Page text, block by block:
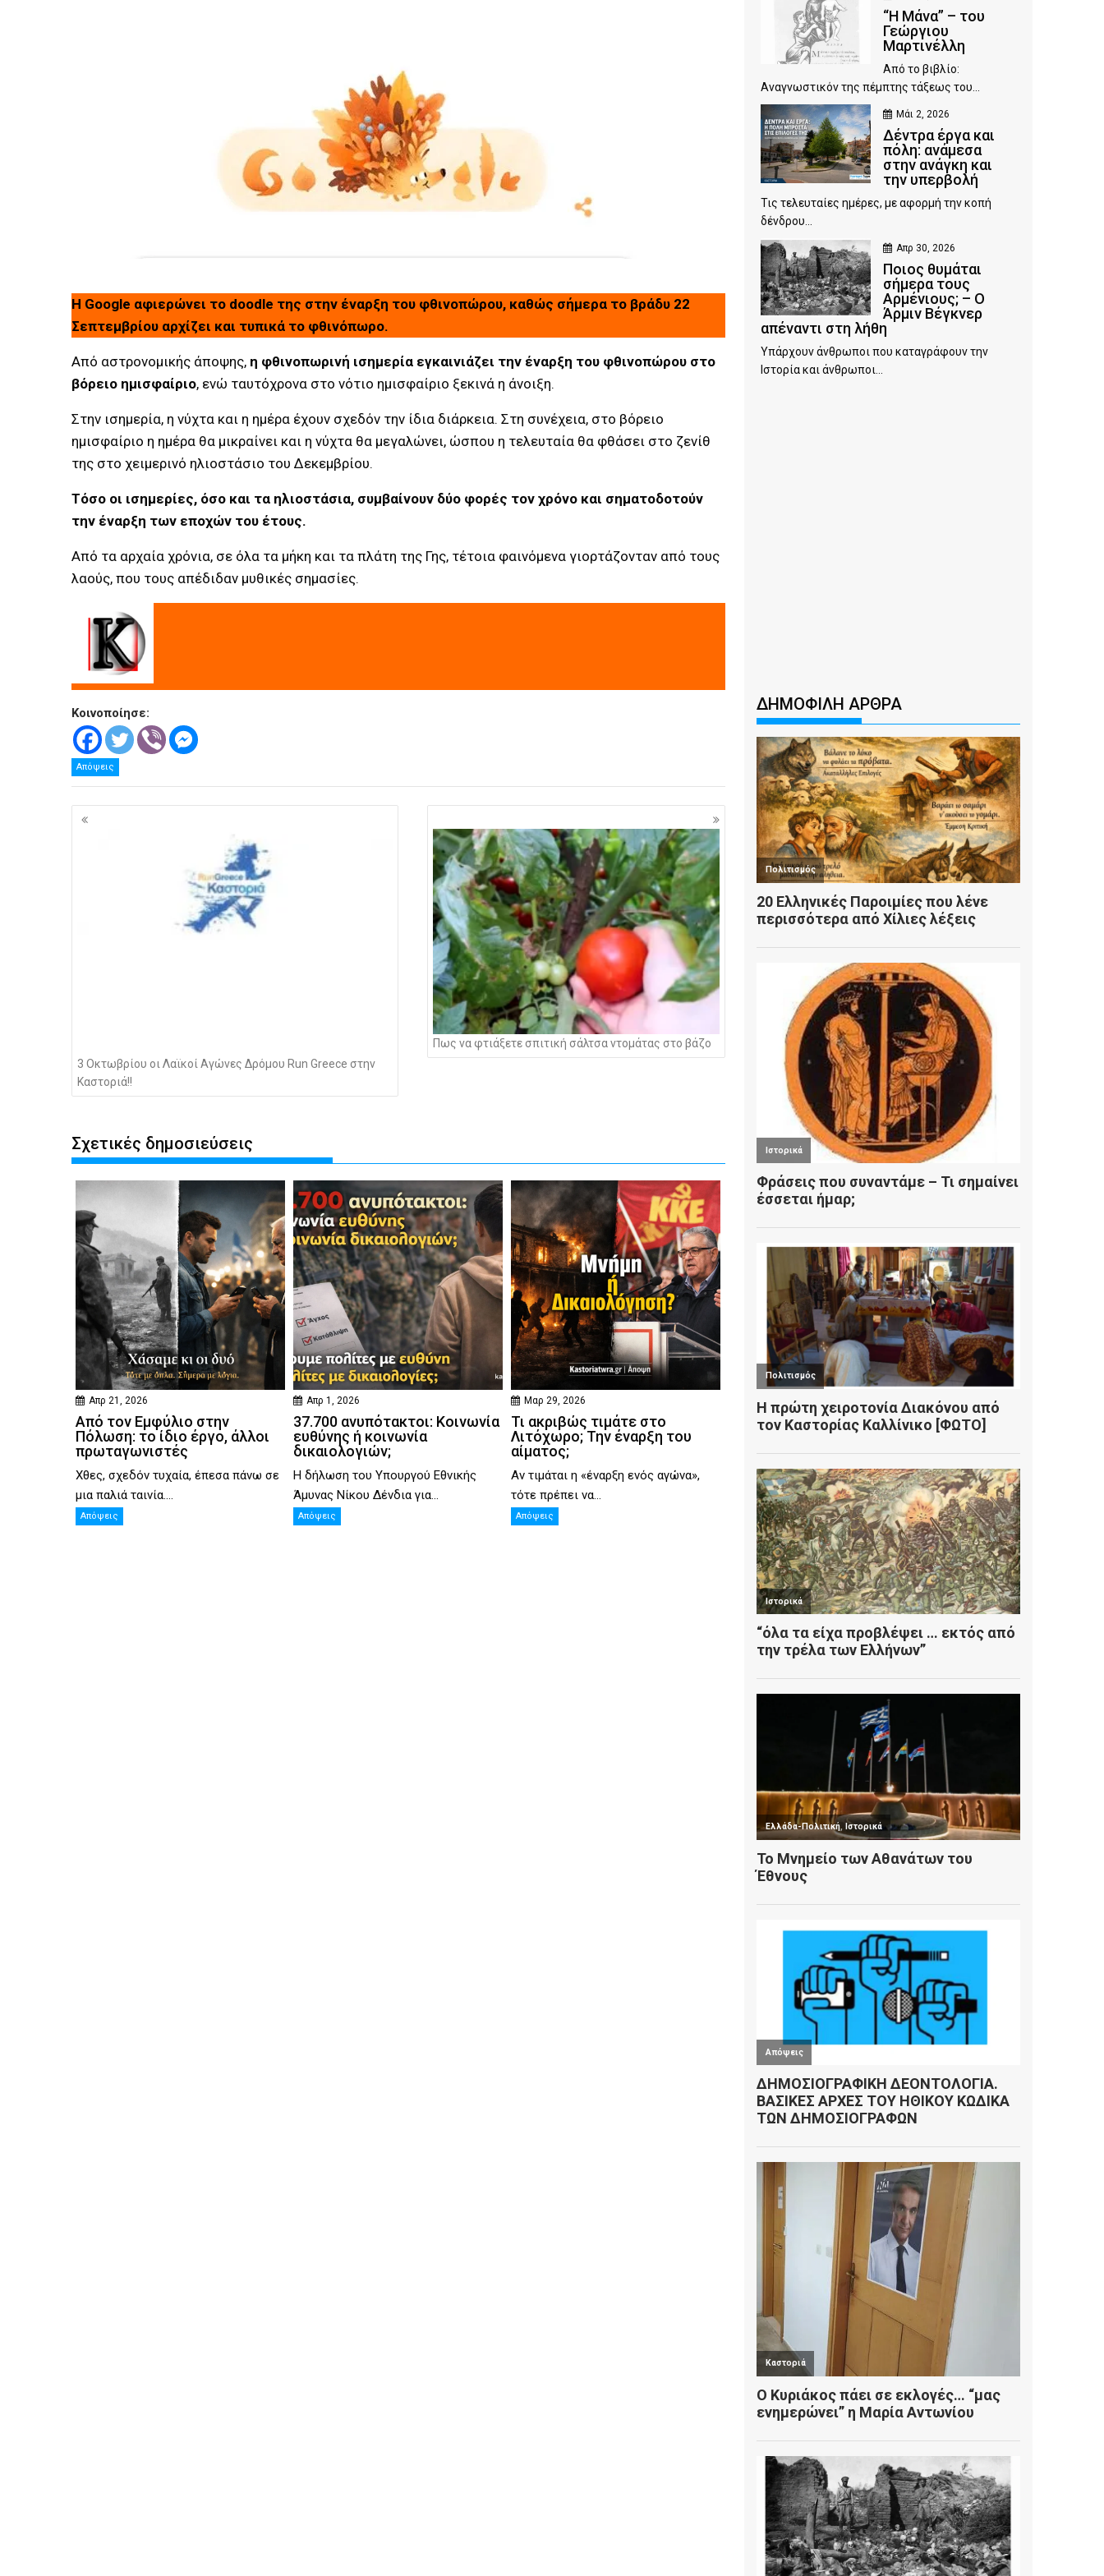
H Google αφιερώνει το doodle της στην έναρξη του φθινοπώρου, καθώς σήμερα το βράδυ 22
Σεπτεμβρίου αρχίζει και τυπικά το φθινόπωρο.
Από αστρονομικής άποψης, η φθινοπωρινή ισημερία εγκαινιάζει την έναρξη του φθινοπώρου στο
βόρειο ημισφαίριο, ενώ ταυτόχρονα στο νότιο ημισφαίριο ξεκινά η άνοιξη.
Στην ισημερία, η νύχτα και η ημέρα έχουν σχεδόν την ίδια διάρκεια. Στη συνέχεια, στο βόρειο
ημισφαίριο η ημέρα θα μικραίνει και η νύχτα θα μεγαλώνει, ώσπου η τελευταία θα φθάσει στο ζενίθ
της στο χειμερινό ηλιοστάσιο του Δεκεμβρίου.
Τόσο οι ισημερίες, όσο και τα ηλιοστάσια, συμβαίνουν δύο φορές τον χρόνο και σηματοδοτούν
την έναρξη των εποχών του έτους.
Από τα αρχαία χρόνια, σε όλα τα μήκη και τα πλάτη της Γης, τέτοια φαινόμενα γιορτάζονταν από τους
λαούς, που τους απέδιδαν μυθικές σημασίες.
Κοινοποίησε:
Απόψεις
Πλοήγηση
3 Οκτωβρίου οι Λαϊκοί Αγώνες Δρόμου Run Greece στην
Καστοριά!!
Πως να φτιάξετε σπιτική σάλτσα ντομάτας στο βάζο
Σχετικές δημοσιεύσεις
Απρ 21, 2026
Από τον Εμφύλιο στην
Πόλωση: το ίδιο έργο, άλλοι
πρωταγωνιστές
Χθες, σχεδόν τυχαία, έπεσα πάνω σε
μια παλιά ταινία....
Απόψεις
Απρ 1, 2026
37.700 ανυπότακτοι: Κοινωνία
ευθύνης ή κοινωνία
δικαιολογιών;
Η δήλωση του Υπουργού Εθνικής
Άμυνας Νίκου Δένδια για...
Απόψεις
Μαρ 29, 2026
Τι ακριβώς τιμάτε στο
Λιτόχωρο; Την έναρξη του
αίματος;
Αν τιμάται η «έναρξη ενός αγώνα»,
τότε πρέπει να...
Απόψεις
“Η Μάνα” – του
Γεώργιου
Μαρτινέλλη
Από το βιβλίο:
Αναγνωστικόν της πέμπτης τάξεως του...
Μάι 2, 2026
Δέντρα έργα και
πόλη: ανάμεσα
στην ανάγκη και
την υπερβολή
Τις τελευταίες ημέρες, με αφορμή την κοπή
δένδρου...
Απρ 30, 2026
Ποιος θυμάται
σήμερα τους
Αρμένιους; – Ο
Άρμιν Βέγκνερ
απέναντι στη λήθη
Υπάρχουν άνθρωποι που καταγράφουν την
Ιστορία και άνθρωποι...
ΔΗΜΟΦΙΛΗ ΑΡΘΡΑ